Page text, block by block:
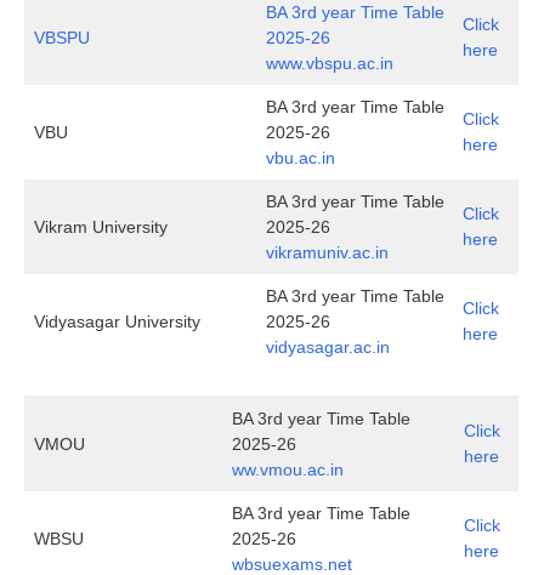
VBSPU
BA 3rd year Time Table
2025-26
www.vbspu.ac.in
Click
here
VBU
BA 3rd year Time Table
2025-26
vbu.ac.in
Click
here
Vikram University
BA 3rd year Time Table
2025-26
vikramuniv.ac.in
Click
here
Vidyasagar University
BA 3rd year Time Table
2025-26
vidyasagar.ac.in
Click
here
VMOU
BA 3rd year Time Table
2025-26
ww.vmou.ac.in
Click
here
WBSU
BA 3rd year Time Table
2025-26
wbsuexams.net
Click
here